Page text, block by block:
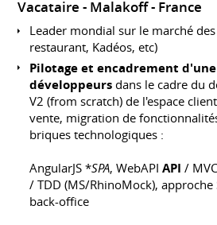
Vacataire
Malakoff France
Leader mondial sur le marché
restaurant, Kadéos, etc)
Pilotage et encadrement
développeurs dans le cadre du
V2 (from scratch) de l'espace
vente, migration de
briques technologiques :
AngularJS *SPA, WebAPIAPI /
/ TDD (MS/RhinoMock),
back-office